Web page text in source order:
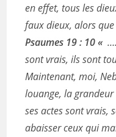
en effet, tous les
faux dieux, alors que
Psaumes 19 : 10 «
sont vrais, ils sont
Maintenant, moi,
louange, la
ses actes sont vrais,
abaisser ceux qui